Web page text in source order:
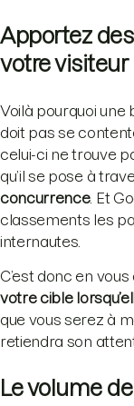
Apportez
votre visiteur
Voilà pourquoi une
doit pas se
celui-ci ne trouve
qu’il se pose à
concurrence. Et
classements les
internautes.
C’est donc en
votre cible
que vous serez à
retiendra son
Le volume